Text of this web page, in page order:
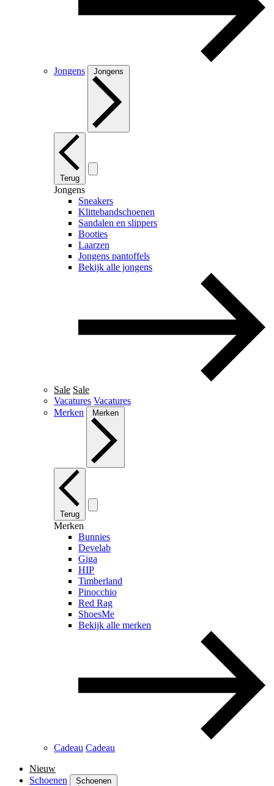
Jongens Jongens
Terug
Jongens
Sneakers
Klittebandschoenen
Sandalen en slippers
Booties
Laarzen
Jongens pantoffels
Bekijk alle jongens
Sale Sale
Vacatures Vacatures
Merken
Merken
Terug
Merken
Bunnies
Develab
Giga
HIP
Timberland
Pinocchio
Red Rag
ShoesMe
Bekijk alle merken
Cadeau Cadeau
Nieuw
Schoenen
Schoenen